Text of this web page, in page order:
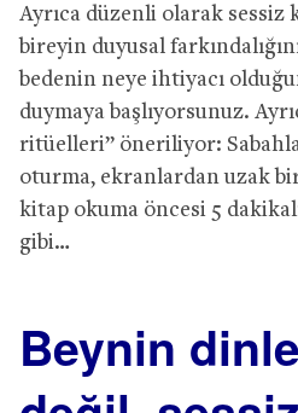
Ayrıca düzenli olarak sessiz
bireyin duyusal
bedenin neye ihtiyacı
duymaya başlıyorsunuz.
ritüelleri” öneriliyor:
oturma, ekranlardan uzak
kitap okuma öncesi 5
gibi…
Beynin